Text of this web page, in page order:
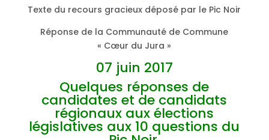
Texte du recours gracieux déposé par le Pic Noir
Réponse de la Communauté de Commune
« Cœur du Jura »
07 juin 2017
Quelques réponses de
candidates et de candidats
régionaux aux élections
législatives aux 10 questions du